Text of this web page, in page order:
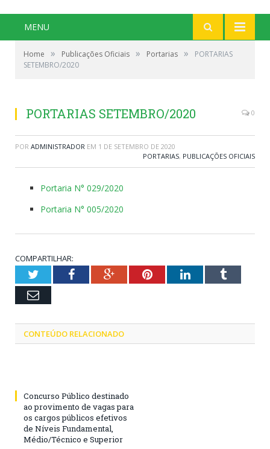
MENU
Home » Publicações Oficiais » Portarias »
PORTARIAS
SETEMBRO/2020
PORTARIAS SETEMBRO/2020 0
POR ADMINISTRADOR EM 1 DE SETEMBRO DE 2020
PORTARIAS, PUBLICAÇÕES OFICIAIS
Portaria N° 029/2020
Portaria N° 005/2020
COMPARTILHAR:
TwitterFacebookGoogle+PinterestLinkedInTumblr
Email
CONTEÚDO RELACIONADO
Concurso Público destinado
ao provimento de vagas para
os cargos públicos efetivos
de Níveis Fundamental,
Médio/Técnico e Superior